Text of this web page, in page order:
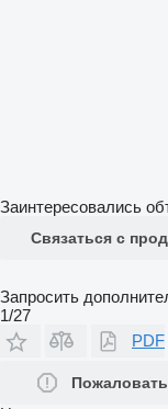
Заинтересовались
Связаться с
Запросить
1/27
PDF